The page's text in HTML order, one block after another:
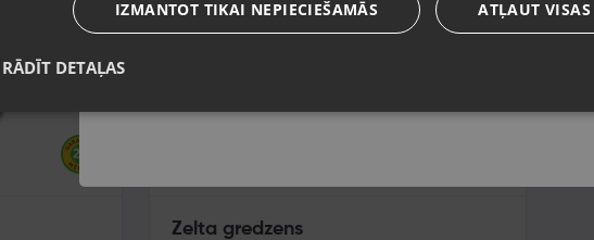
Zelta gredzens
ATĻAUT
IZMANTOT TIKAI NEPIECIEŠAMĀS
RĀDĪT DETAĻAS